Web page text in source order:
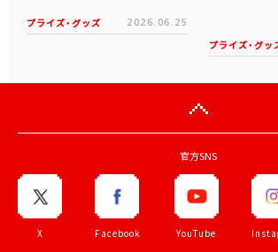
プライズ・グッズ 2026.06.25
プライズ・グッ
官方SNS
X Facebook YouTube